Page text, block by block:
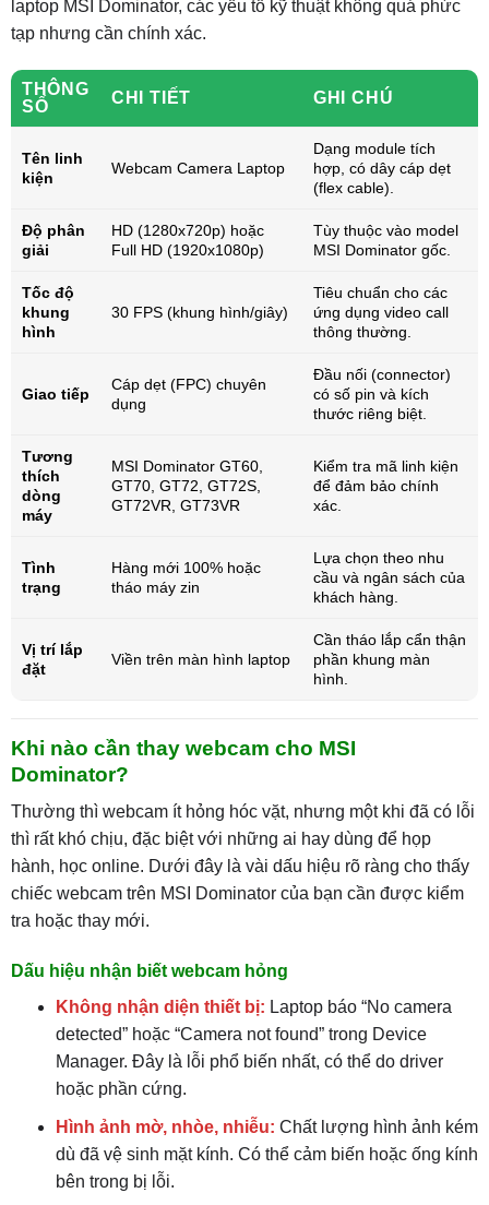
laptop MSI Dominator, các yếu tố kỹ thuật không quá phức
tạp nhưng cần chính xác.
THÔNG
SỐ
CHI TIẾT GHI CHÚ
Tên linh
kiện
Webcam Camera Laptop
Dạng module tích
hợp, có dây cáp dẹt
(flex cable).
Độ phân
giải
HD (1280x720p) hoặc
Full HD (1920x1080p)
Tùy thuộc vào model
MSI Dominator gốc.
Tốc độ
khung
hình
30 FPS (khung hình/giây)
Tiêu chuẩn cho các
ứng dụng video call
thông thường.
Giao tiếp
Cáp dẹt (FPC) chuyên
dụng
Đầu nối (connector)
có số pin và kích
thước riêng biệt.
Tương
thích
dòng
máy
MSI Dominator GT60,
GT70, GT72, GT72S,
GT72VR, GT73VR
Kiểm tra mã linh kiện
để đảm bảo chính
xác.
Tình
trạng
Hàng mới 100% hoặc
tháo máy zin
Lựa chọn theo nhu
cầu và ngân sách của
khách hàng.
Vị trí lắp
đặt
Viền trên màn hình laptop
Cần tháo lắp cẩn thận
phần khung màn
hình.
Khi nào cần thay webcam cho MSI
Dominator?
Thường thì webcam ít hỏng hóc vặt, nhưng một khi đã có lỗi
thì rất khó chịu, đặc biệt với những ai hay dùng để họp
hành, học online. Dưới đây là vài dấu hiệu rõ ràng cho thấy
chiếc webcam trên MSI Dominator của bạn cần được kiểm
tra hoặc thay mới.
Dấu hiệu nhận biết webcam hỏng
Không nhận diện thiết bị: Laptop báo “No camera
detected” hoặc “Camera not found” trong Device
Manager. Đây là lỗi phổ biến nhất, có thể do driver
hoặc phần cứng.
Hình ảnh mờ, nhòe, nhiễu: Chất lượng hình ảnh kém
dù đã vệ sinh mặt kính. Có thể cảm biến hoặc ống kính
bên trong bị lỗi.